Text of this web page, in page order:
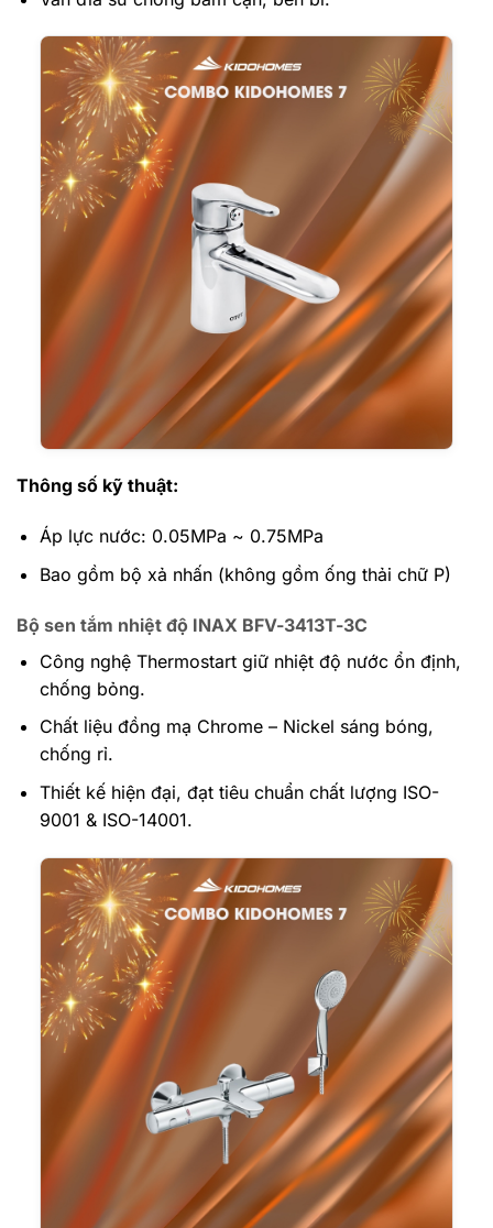
Thông số kỹ thuật:
Áp lực nước: 0.05MPa ~ 0.75MPa
Bao gồm bộ xả nhấn (không gồm ống thải chữ P)
Bộ sen tắm nhiệt độ INAX BFV-3413T-3C
Công nghệ Thermostart giữ nhiệt độ nước ổn định,
chống bỏng.
Chất liệu đồng mạ Chrome – Nickel sáng bóng,
chống rỉ.
Thiết kế hiện đại, đạt tiêu chuẩn chất lượng ISO-
9001 & ISO-14001.